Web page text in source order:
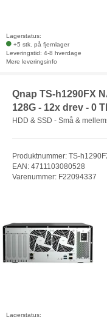
Lagerstatus:
+5 stk. på fjernlager
Leveringstid: 4-8 hverdage
Mere leveringsinfo
Qnap TS-h1290FX
128G - 12x drev - 0
HDD & SSD - Små &
Produktnummer: TS-
EAN: 4711103080528
Varenummer: F22094337
Lagerstatus: